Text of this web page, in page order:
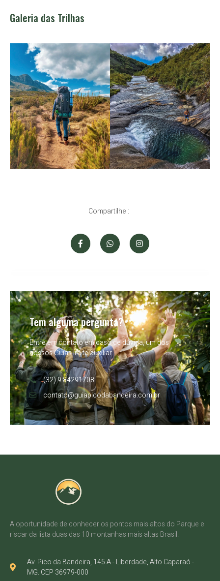
Galeria das Trilhas
Compartilhe :
Tem alguma pergunta?
Entre em contato em caso de dúvida, um dos
nossos Guias irá te auxiliar.
(32) 9 84291708
contato@guiapicodabandeira.com.br
A oportunidade de conhecer os pontos mais altos do Parque e
riscar da lista duas das 10 montanhas mais altas Brasil.
Av. Pico da Bandeira, 145 A - Liberdade, Alto Caparaó -
MG. CEP 36979-000